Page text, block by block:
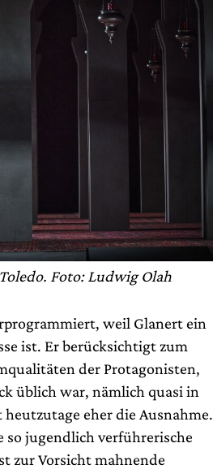
Foto: Ludwig Olah
weil Glanert ein
ist. Er berücksichtigt zum
der Protagonisten,
üblich war, nämlich quasi in
eher die Ausnahme.
so jugendlich verführerische
zur Vorsicht mahnende